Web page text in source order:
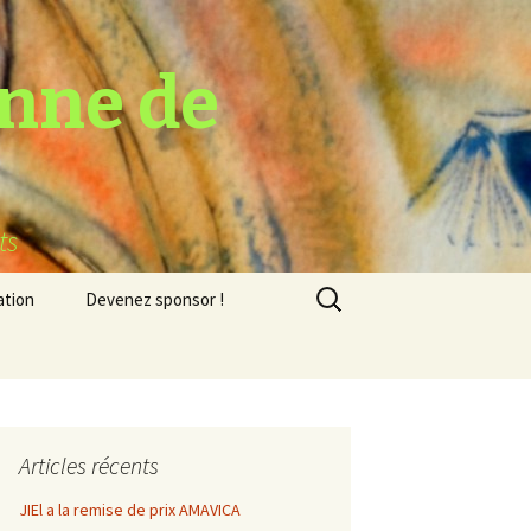
de
le
Devenez sponsor !
Rechercher :
Articles récents
JIEl a la remise de prix AMAVICA